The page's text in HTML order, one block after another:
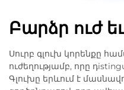
Բարձր ուժ
Սուրբ գլուխ կորենքը
ուժեղությամբ, որը
Գլուխը երևում է